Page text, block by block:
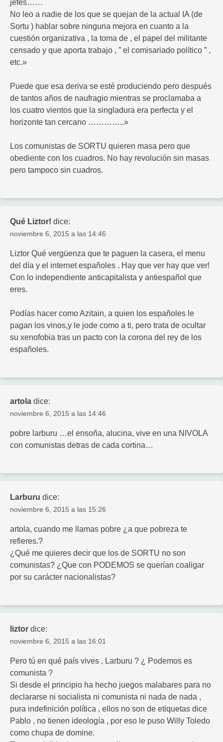
jefes……
No leo a nadie de los que se quejan de la actual IA (de
Sortu ) hablar sobre ninguna mejora en cuanto a la
cuestión organizativa , la toma de , el papel del militante
censado y que aporta trabajo , ” el comisariado político ” ,
etc.»
Puede que esa deriva se esté produciendo pero después
de tantos años de naufragio mientras se proclamaba a
los cuatro vientos que la singladura era perfecta y el
horizonte tan cercano …………..»
Los comunistas de SORTU quieren masa pero que
obediente con los cuadros. No hay revolución sin masas
pero tampoco sin cuadros.
Qué Liztor! dice:
noviembre 6, 2015 a las 14:46
Liztor Qué vergüenza que te paguen la casera, el menu
del día y el internet españoles . Hay que ver hay que ver!
Con lo independiente anticapitalista y antiespañol que
eres.
Podías hacer como Azitain, a quien los españoles le
pagan los vinos,y le jode como a ti, pero trata de ocultar
su xenofobia tras un pacto con la corona del rey de los
españoles.
artola dice:
noviembre 6, 2015 a las 14:46
pobre larburu …el ensoña, alucina, vive en una NIVOLA
con comunistas detras de cada cortina…
Larburu dice:
noviembre 6, 2015 a las 15:26
artola, cuando me llamas pobre ¿a que pobreza te
refieres.?
¿Qué me quieres decir que los de SORTU no son
comunistas? ¿Que con PODEMOS se querían coaligar
por su carácter nacionalistas?
liztor dice:
noviembre 6, 2015 a las 16:01
Pero tú en qué país vives , Larburu ? ¿ Podemos es
comunista ?
Si desde el principio ha hecho juegos malabares para no
declararse ni socialista ni comunista ni nada de nada ,
pura indefinición política , ellos no son de etiquetas dice
Pablo , no tienen ideología , por eso le puso Willy Toledo
como chupa de domine.